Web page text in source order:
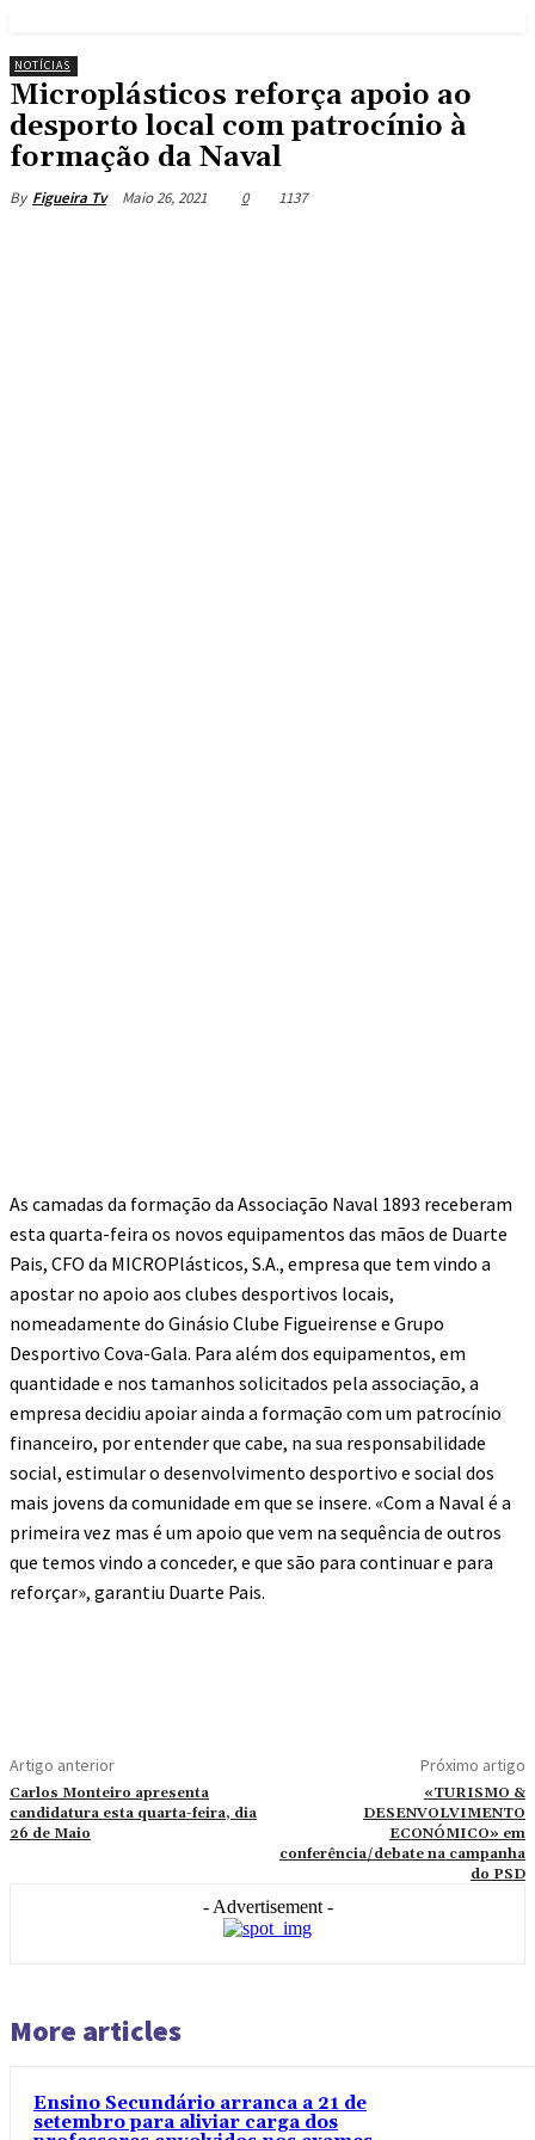
NOTÍCIAS
Microplásticos reforça apoio ao
desporto local com patrocínio à
formação da Naval
By Figueira Tv Maio 26, 2021 0 1137
As camadas da formação da Associação Naval 1893 receberam
esta quarta-feira os novos equipamentos das mãos de Duarte
Pais, CFO da MICROPlásticos, S.A., empresa que tem vindo a
apostar no apoio aos clubes desportivos locais,
nomeadamente do Ginásio Clube Figueirense e Grupo
Desportivo Cova-Gala. Para além dos equipamentos, em
quantidade e nos tamanhos solicitados pela associação, a
empresa decidiu apoiar ainda a formação com um patrocínio
financeiro, por entender que cabe, na sua responsabilidade
social, estimular o desenvolvimento desportivo e social dos
mais jovens da comunidade em que se insere. «Com a Naval é a
primeira vez mas é um apoio que vem na sequência de outros
que temos vindo a conceder, e que são para continuar e para
reforçar», garantiu Duarte Pais.
Artigo anterior
Carlos Monteiro apresenta
candidatura esta quarta-feira, dia
26 de Maio
Próximo artigo
«TURISMO &
DESENVOLVIMENTO
ECONÓMICO» em
conferência/debate na campanha
do PSD
- Advertisement -
More articles
Ensino Secundário arranca a 21 de
setembro para aliviar carga dos